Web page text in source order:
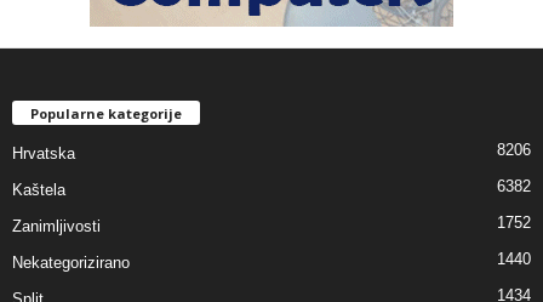
Popularne kategorije
Hrvatska 8206
Kaštela 6382
Zanimljivosti 1752
Nekategorizirano 1440
1434